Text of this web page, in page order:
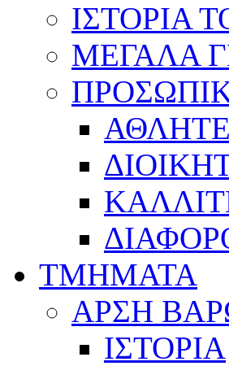
ΙΣΤΟΡΙΑ
ΜΕΓΑΛΑ
ΤΜΗΜΑΤΑ
ΑΡΣΗ
ΙΣΤΟΡΙΑ